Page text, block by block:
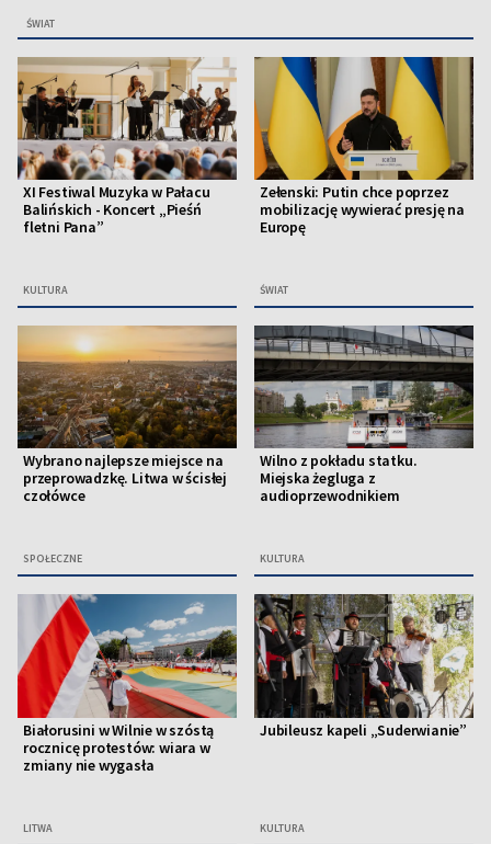
ŚWIAT
XI Festiwal Muzyka w Pałacu
Balińskich - Koncert „Pieśń
fletni Pana”
KULTURA
Zełenski: Putin chce poprzez
mobilizację wywierać presję na
Europę
ŚWIAT
Wybrano najlepsze miejsce na
przeprowadzkę. Litwa w ścisłej
czołówce
SPOŁECZNE
Wilno z pokładu statku.
Miejska żegluga z
audioprzewodnikiem
KULTURA
Białorusini w Wilnie w szóstą
rocznicę protestów: wiara w
zmiany nie wygasła
LITWA
Jubileusz kapeli „Suderwianie”
KULTURA